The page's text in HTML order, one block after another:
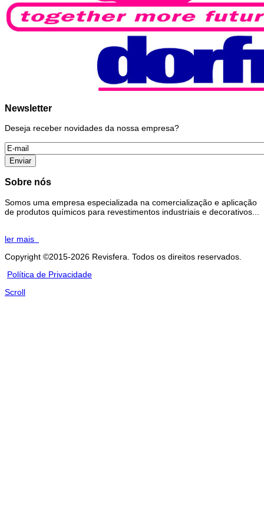
Newsletter
Deseja receber novidades da nossa empresa?
Sobre nós
Somos uma empresa especializada na comercialização e aplicação
de produtos químicos para revestimentos industriais e decorativos...
ler mais
Copyright ©2015-2026 Revisfera. Todos os direitos reservados.
Política de Privacidade
Scroll